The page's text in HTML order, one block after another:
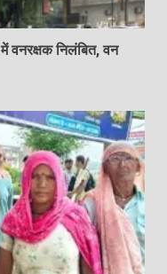
वनरक्षक निलंबित, वन